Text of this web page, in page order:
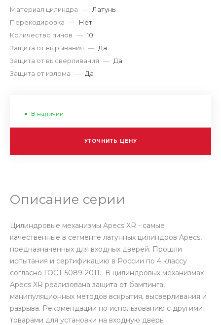
Материал цилиндра — Латунь
Перекодировка — Нет
Количество пинов — 10
Защита от вырывания — Да
Защита от высверливания — Да
Защита от излома — Да
В наличии
УТОЧНИТЬ ЦЕНУ
Описание серии
Цилиндровые механизмы Apecs XR - самые
качественные в сегменте латунных цилиндров Apecs,
предназначенных для входных дверей. Прошли
испытания и сертификацию в России по 4 классу
согласно ГОСТ 5089-2011. В цилиндровых механизмах
Apecs XR реализована защита от бампинга,
манипуляционных методов вскрытия, высверливания и
разрыва. Рекомендации по использованию с другими
товарами для установки на входную дверь